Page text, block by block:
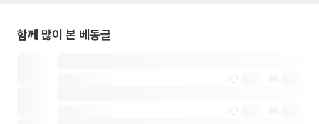
함께 많이 본 베동글